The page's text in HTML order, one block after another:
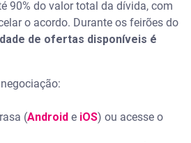
90% do valor total da dívida, com
o acordo. Durante os feirões do
de ofertas disponíveis é
(Android e iOS) ou acesse o